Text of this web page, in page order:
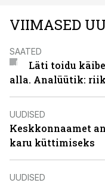
VIIMASED
SAATED
Läti toidu
alla. Analüütik:
UUDISED
Keskkonnaamet
karu küttimiseks
UUDISED